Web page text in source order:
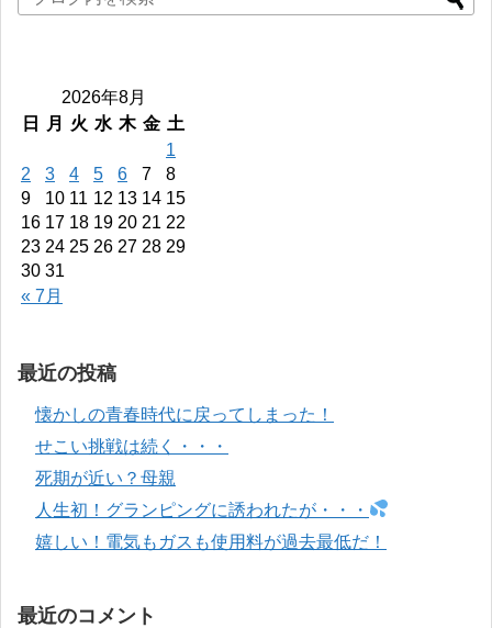
2026年8月
日
月 火 水 木 金 土
« 7月
1
2
3 4 5 6 7
8
9
10 11 12 13 14 15
16 17 18 19 20 21 22
23 24 25 26 27 28 29
30 31
最近の投稿
懐かしの青春時代に戻ってしまった！
せこい挑戦は続く・・・
死期が近い？母親
人生初！グランピングに誘われたが・・・
嬉しい！電気もガスも使用料が過去最低だ！
最近のコメント